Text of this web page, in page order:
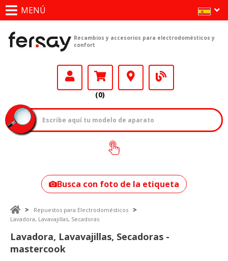
MENÚ
Recambios y accesorios para electrodomésticos y
confort
(0)
¿Cómo encontrar
tu modelo?
Busca con foto de la etiqueta
Repuestos para Electrodomésticos
Lavadora, Lavavajillas, Secadoras
Lavadora, Lavavajillas, Secadoras -
mastercook